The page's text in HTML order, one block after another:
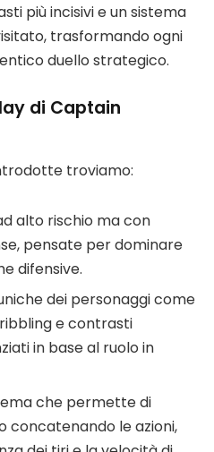
più incisivi e un sistema
trasformando ogni
duello strategico.
di Captain
troviamo:
alto rischio ma con
pensate per dominare
difensive.
dei personaggi come
e contrasti
in base al ruolo in
che permette di
concatenando le azioni,